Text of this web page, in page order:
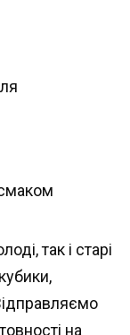
так і старі
на